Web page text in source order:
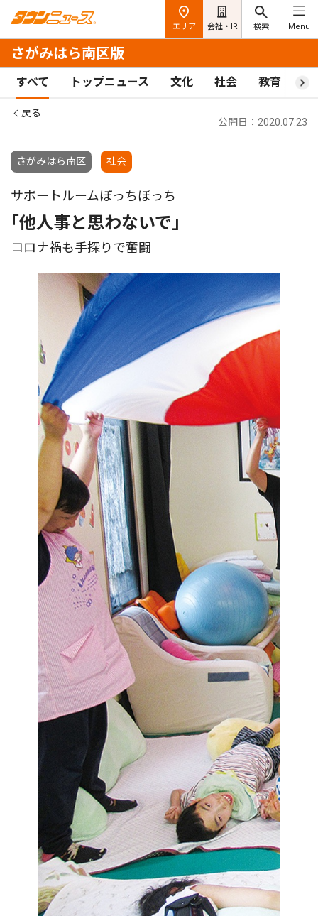
エリア 会社・IR 検索 Menu
さがみはら南区版
すべて トップニュース 文化 社会 教育 ス
戻る
さがみはら南区 社会
公開日：2020.07.23
サポートルームぼっちぼっち
｢他人事と思わないで｣
コロナ禍も手探りで奮闘